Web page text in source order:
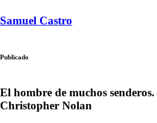
Samuel Castro
Publicado
El hombre de muchos senderos.
Christopher Nolan